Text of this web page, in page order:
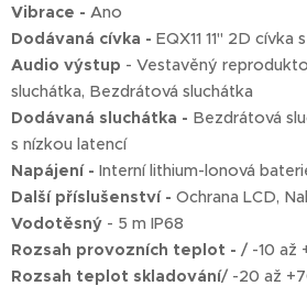
Vibrace - Ano
Dodávaná cívka - EQX11 11" 2D cívka
Audio výstup - Vestavěný
sluchátka, Bezdrátová sluchátka
Dodávaná sluchátka - Bezdrátová
s nízkou latencí
Napájení - Interní lithium-lonová
Další příslušenství - Ochrana LCD,
Vodotěsný - 5 m IP68
Rozsah provozních teplot - / -10 až
Rozsah teplot skladování/ -20 až